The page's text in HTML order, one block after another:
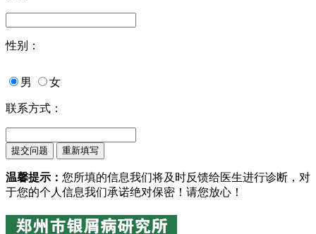
性别：
男 女
联系方式：
温馨提示： 您所填的信息我们将及时反馈给医生进行诊断，对
于您的个人信息我们承诺绝对保密！请您放心！